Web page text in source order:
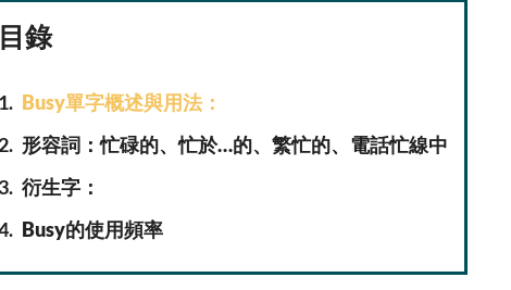
目錄
Busy單字概述與用法：
形容詞：忙碌的、忙於…的、繁忙的、電話忙線中
衍生字：
Busy的使用頻率